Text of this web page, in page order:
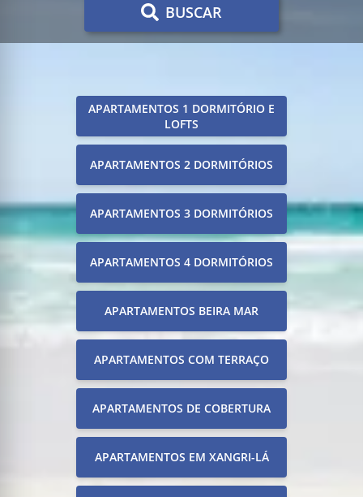
BUSCAR
APARTAMENTOS 1 DORMITÓRIO E
LOFTS
APARTAMENTOS 2 DORMITÓRIOS
APARTAMENTOS 3 DORMITÓRIOS
APARTAMENTOS 4 DORMITÓRIOS
APARTAMENTOS BEIRA MAR
APARTAMENTOS COM TERRAÇO
APARTAMENTOS DE COBERTURA
APARTAMENTOS EM XANGRI-LÁ